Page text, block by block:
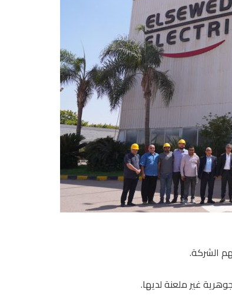
الشركة.
غير ملعنة لديها.